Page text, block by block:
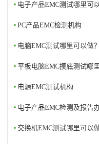
• 电子产品EMC测试哪里可
• PC产品EMC检测机构
• 电脑EMC测试哪里可以做
• 平板电脑EMC摸底测试哪
• 电源EMC测试机构
• 电子产品EMC检测及报告
• 交换机EMC测试哪里可以做